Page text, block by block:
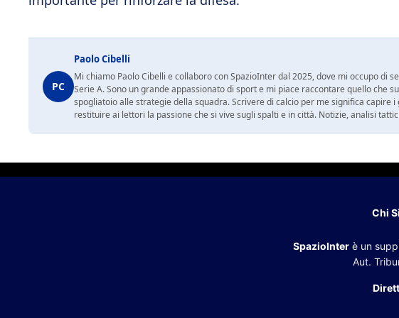
PC
Paolo Cibelli
Mi chiamo Paolo Cibelli e collaboro con SpazioInter dal 2025, dove mi occupo di
Serie A. Sono un grande appassionato di sport e mi piace raccontare quello che
spogliatoio alle strategie della squadra. Scrivere di calcio per me significa capire
restituire ai lettori la passione che si vive sugli spalti e in città. Notizie, analisi
Chi
SpazioInterè un
Aut.